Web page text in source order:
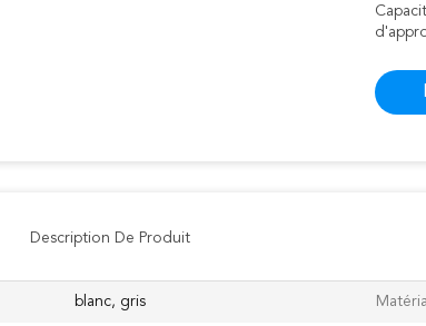
Description De Produit
blanc, gris